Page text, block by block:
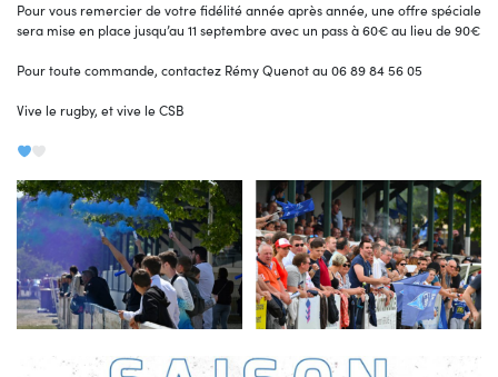
Pour vous remercier de votre fidélité année après année, une offre spéciale
sera mise en place jusqu’au 11 septembre avec un pass à 60€ au lieu de 90€
Pour toute commande, contactez Rémy Quenot au 06 89 84 56 05
Vive le rugby, et vive le CSB